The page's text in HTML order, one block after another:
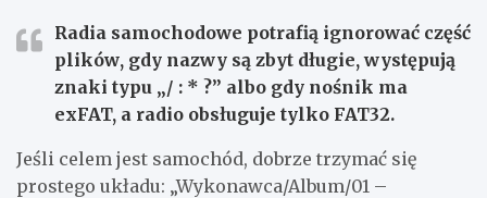
Radia samochodowe potrafią ignorować część
plików, gdy nazwy są zbyt długie, występują
znaki typu „/ : * ?” albo gdy nośnik ma
exFAT, a radio obsługuje tylko FAT32.
Jeśli celem jest samochód, dobrze trzymać się
prostego układu: „Wykonawca/Album/01 –